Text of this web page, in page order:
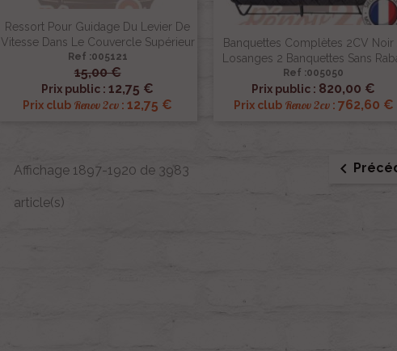
Ressort Pour Guidage Du Levier De
Vitesse Dans Le Couvercle Supérieur
Ref :005121
15,00 €
Prix public :12,75 €
Prix club Renov 2cv :12,75 €
 Aperçu rapide
Banquettes Complètes 2CV Noir
Losanges 2 Banquettes Sans
Ref :005050
Prix public : 820,00 €
Prix club Renov 2cv: 762,60 €
 Aperçu rapide
Affichage 1897-1920 de 3983
article(s)
